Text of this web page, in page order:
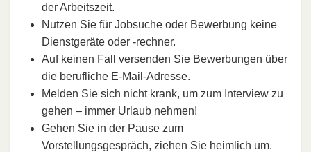
der Arbeitszeit.
Nutzen Sie für Jobsuche oder Bewerbung keine
Dienstgeräte oder -rechner.
Auf keinen Fall versenden Sie Bewerbungen über
die berufliche E-Mail-Adresse.
Melden Sie sich nicht krank, um zum Interview zu
gehen – immer Urlaub nehmen!
Gehen Sie in der Pause zum
Vorstellungsgespräch, ziehen Sie heimlich um.